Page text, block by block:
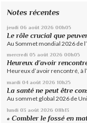
Notes récentes
jeudi 06 août 2026 00h05
Le rôle crucial que
Au Sommet mondial 2026 de
mercredi 05 août 2026 00h05
Heureux d’avoir
Heureux d’avoir rencontré, à
mardi 04 août 2026 10h25
La santé ne peut être
Au sommet global 2026 de
lundi 03 août 2026 08h13
« Combler le fossé en